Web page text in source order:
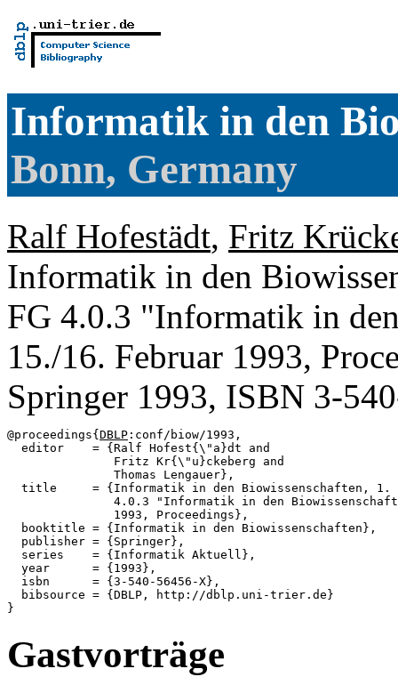
Informatik in den
Bonn, Germany
Ralf Hofestädt, Fritz
Informatik in den
FG 4.0.3 "Informatik in
15./16. Februar 1993,
Springer 1993, ISBN 3-
@proceedings{ DBLP :conf/biow/1993,
  editor    = {Ralf Hofest{\"a}dt and
               Fritz Kr{\"u}ckeberg and
               Thomas Lengauer},
title     = {Informatik in den Biowissenschaften, 1.
4.0.3 "Informatik in den
               1993, Proceedings},
  booktitle = {Informatik in den Biowissenschaften},
  publisher = {Springer},
  series    = {Informatik Aktuell},
  year      = {1993},
  isbn      = {3-540-56456-X},
  bibsource = {DBLP, http://dblp.uni-trier.de}
Gastvorträge